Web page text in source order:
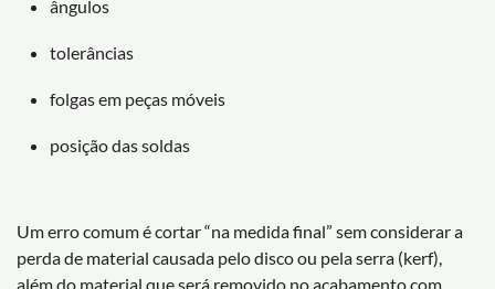
ângulos
tolerâncias
folgas em peças móveis
posição das soldas
Um erro comum é cortar “na medida final” sem considerar a
perda de material causada pelo disco ou pela serra (kerf),
além do material que será removido no acabamento com